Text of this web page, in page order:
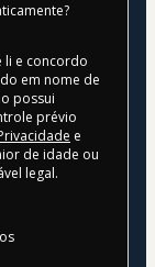
li e concordo
em nome de
possui
prévio
e
de idade ou
legal.